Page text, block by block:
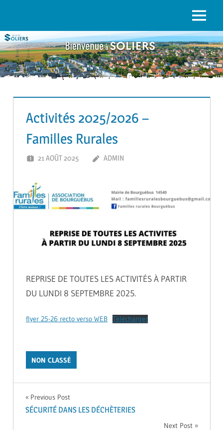
Menu
Activités 2025/2026 –
Familles Rurales
21 AOÛT 2025 ADMIN
REPRISE DE TOUTES LES ACTIVITÉS À PARTIR
DU LUNDI 8 SEPTEMBRE 2025.
flyer 25-26 recto verso WEB Télécharger
NON CLASSÉ
Navigation
Previous Post
SÉCURITÉ DANS LES DÉCHÈTERIES
Next Post